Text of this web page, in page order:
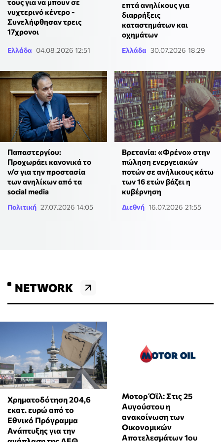
τους για να μπουν σε
νυχτερινό κέντρο -
Συνελήφθησαν τρεις
17χρονοι
Ελλάδα 04.08.2026 12:51
επτά ανηλίκους για
διαρρήξεις
καταστημάτων και
οχημάτων
Ελλάδα 30.07.2026 18:29
Παπαστεργίου:
Προχωράει κανονικά το
ν/σ για την προστασία
των ανηλίκων από τα
social media
Πολιτική 27.07.2026 14:05
Βρετανία: «Φρένο» στην
πώληση ενεργειακών
ποτών σε ανήλικους κάτω
των 16 ετών βάζει η
κυβέρνηση
Διεθνή 16.07.2026 21:55
NETWORK
Χρηματοδότηση 204,6
εκατ. ευρώ από το
Εθνικό Πρόγραμμα
Ανάπτυξης για την
Μοτορ Όϊλ: Στις 25
Αυγούστου η
ανακοίνωση των
Οικονομικών
Αποτελεσμάτων 1ου